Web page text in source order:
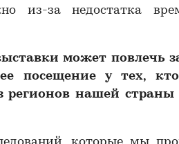
из-за недостатка
может повлечь
посещение у тех,
регионов нашей